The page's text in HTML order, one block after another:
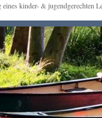
kinder- & jugendgerechten